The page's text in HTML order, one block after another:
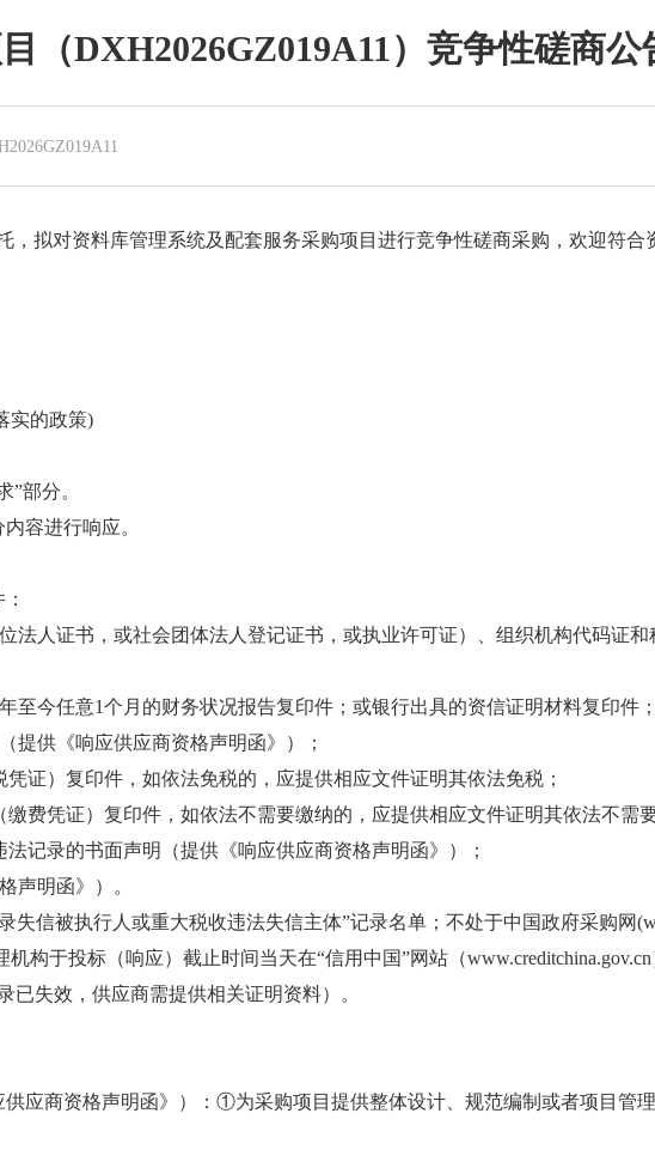
（DXH2026GZ019A11）竞争性磋商公
拟对资料库管理系统及配套服务采购项目进行竞争性磋商采购，欢迎符合
实的政策)
”部分。
容进行响应。
人证书，或社会团体法人登记证书，或执业许可证）、组织机构代码证
年至今任意1个月的财务状况报告复印件；或银行出具的资信证明材料复印件；
供《响应供应商资格声明函》）；
证）复印件，如依法免税的，应提供相应文件证明其依法免税；
费凭证）复印件，如依法不需要缴纳的，应提供相应文件证明其依法不需
记录的书面声明（提供《响应供应商资格声明函》）；
声明函》）。
失信被执行人或重大税收违法失信主体”记录名单；不处于中国政府采购网
构于投标（响应）截止时间当天在“信用中国”网站（
已失效，供应商需提供相关证明资料）。
应商资格声明函》）： ①为采购项目提供整体设计、规范编制或者项目管